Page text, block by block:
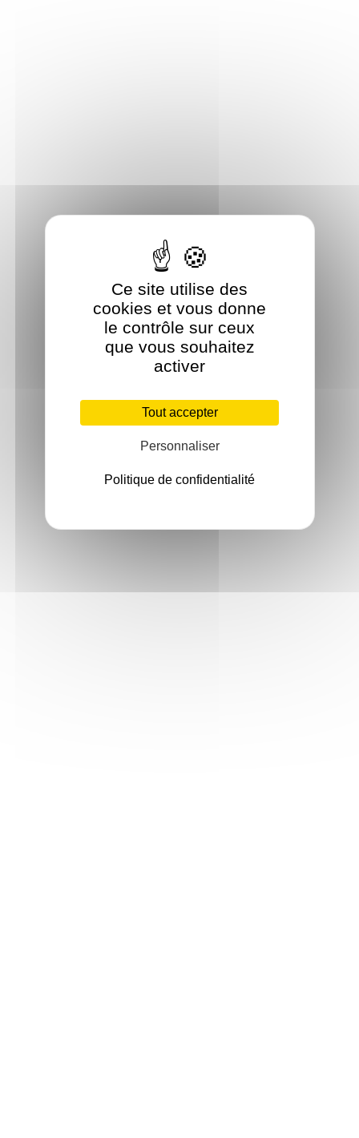
Ce site utilise des
cookies et vous donne
le contrôle sur ceux
que vous souhaitez
activer
Tout accepter
Personnaliser
Politique de confidentialité